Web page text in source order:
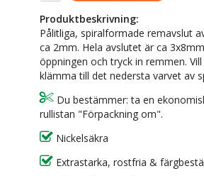
Produktbeskrivning:
Pålitliga, spiralformade remavslut
ca 2mm. Hela avslutet är ca
öppningen och tryck in remmen.
klämma till det nedersta varvet av
Du bestämmer: ta en
rullistan "Förpackning om".
Nickelsäkra
Extrastarka, rostfria &